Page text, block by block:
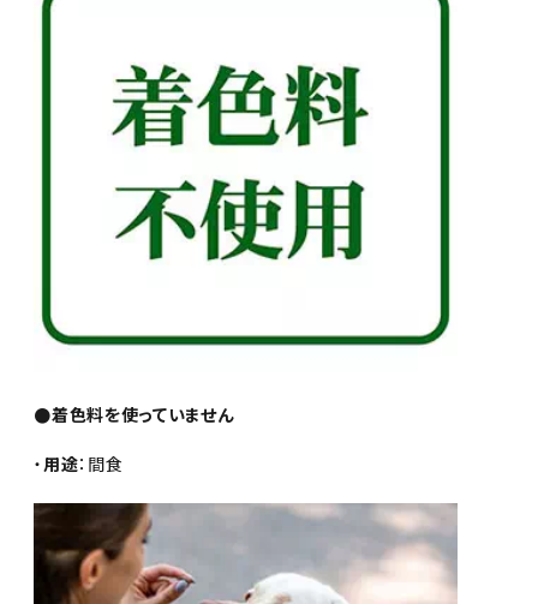
●着色料を使っていません
・用途：間食